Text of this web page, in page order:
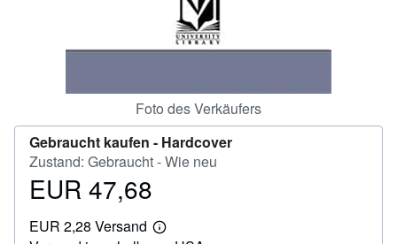
Foto des Verkäufers
Gebraucht kaufen - Hardcover
Zustand: Gebraucht - Wie neu
Preis
47,68
EUR 47,68
EUR 2,28 Versand
Weitere